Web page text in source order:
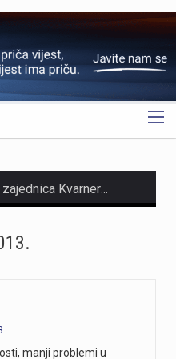
t_-9LE0PJjw
manji problemi u